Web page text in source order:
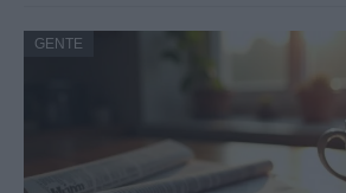
GENTE